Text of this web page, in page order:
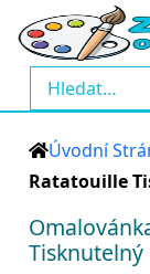
Úvodní
Ratatouille
Tisknutelný